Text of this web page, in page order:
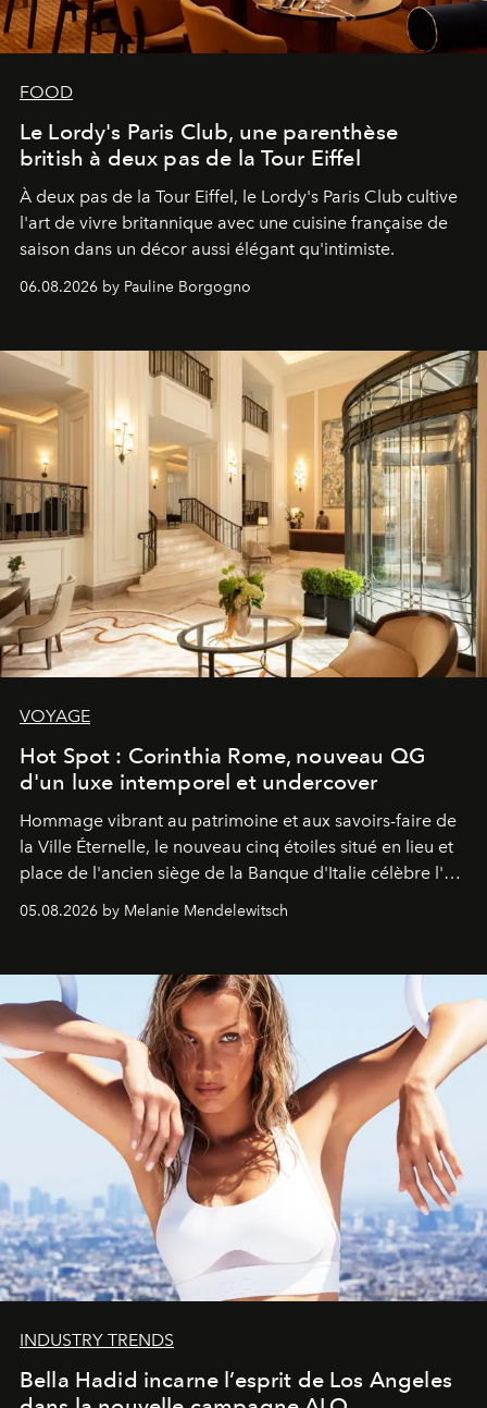
FOOD
Le Lordy's Paris Club, une parenthèse
british à deux pas de la Tour Eiffel
À deux pas de la Tour Eiffel, le Lordy's Paris Club cultive
l'art de vivre britannique avec une cuisine française de
saison dans un décor aussi élégant qu'intimiste.
06.08.2026 by Pauline Borgogno
VOYAGE
Hot Spot : Corinthia Rome, nouveau QG
d'un luxe intemporel et undercover
Hommage vibrant au patrimoine et aux savoirs-faire de
la Ville Éternelle, le nouveau cinq étoiles situé en lieu et
place de l'ancien siège de la Banque d'Italie célèbre l'art
de vivre Romain dans toute son élégance intemporelle.
05.08.2026 by Melanie Mendelewitsch
INDUSTRY TRENDS
Bella Hadid incarne l’esprit de Los Angeles